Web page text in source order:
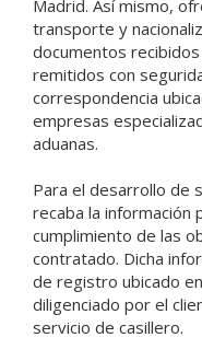
Madrid. Así mismo,
transporte y
documentos
remitidos con
correspondencia
empresas
aduanas.
Para el desarrollo de
recaba la información
cumplimiento de las
contratado. Dicha
de registro ubicado
diligenciado por el
servicio de casillero.